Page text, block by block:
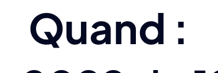
Quand :